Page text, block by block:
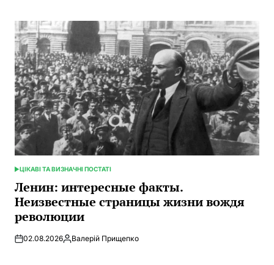
ОПУБЛИКОВАНО
В
ЦІКАВІ ТА ВИЗНАЧНІ ПОСТАТІ
Ленин: интересные факты.
Неизвестные страницы жизни вождя
революции
02.08.2026Запись
Валерій Прищепко